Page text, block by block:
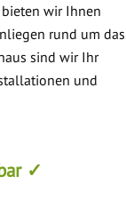
wir Ihnen
rund um das
sind wir Ihr
und
✓